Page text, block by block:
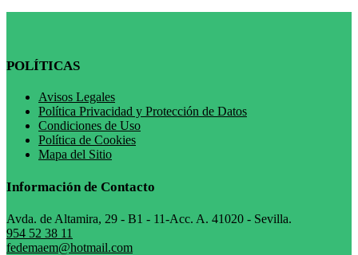
POLÍTICAS
Avisos Legales
Política Privacidad y Protección de Datos
Condiciones de Uso
Política de Cookies
Mapa del Sitio
Información de Contacto
Avda. de Altamira, 29 - B1 - 11-Acc. A. 41020 - Sevilla.
954 52 38 11
fedemaem@hotmail.com